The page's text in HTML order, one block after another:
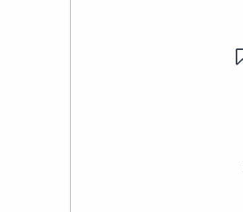
עמוד זהב"תכנים שלי"